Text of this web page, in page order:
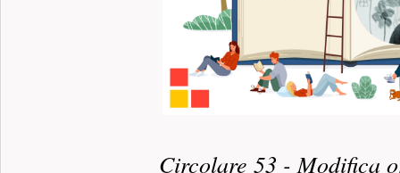
Circolare 53 - Modifica